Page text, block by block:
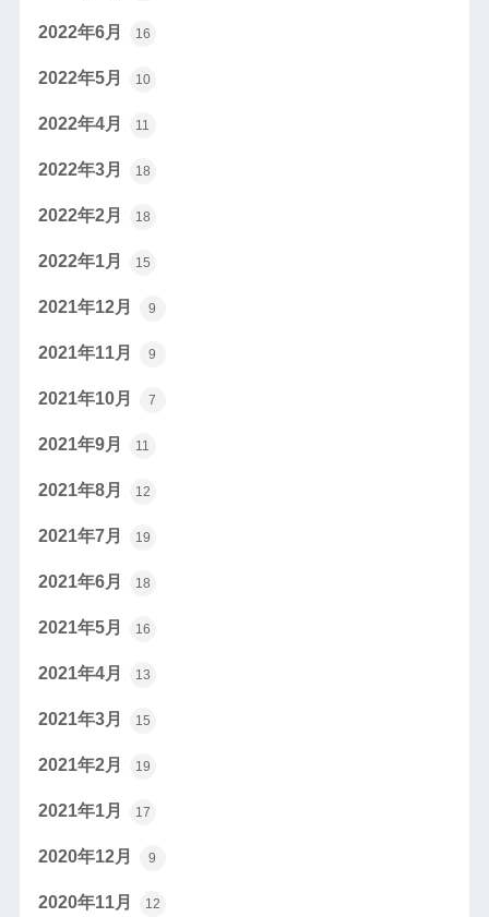
2022年6月 16
2022年5月 10
2022年4月 11
2022年3月 18
2022年2月 18
2022年1月 15
2021年12月 9
2021年11月 9
2021年10月 7
2021年9月 11
2021年8月 12
2021年7月 19
2021年6月 18
2021年5月 16
2021年4月 13
2021年3月 15
2021年2月 19
2021年1月 17
2020年12月 9
2020年11月 12